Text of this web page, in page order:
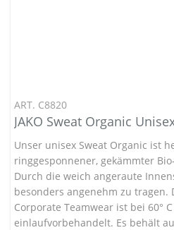
ART. C8820
JAKO Sweat Organic
Unser unisex Sweat Organic ist
ringgesponnener, gekämmter
Durch die weich angeraute
besonders angenehm zu tragen.
Corporate Teamwear ist bei 60°
einlaufvorbehandelt. Es behält